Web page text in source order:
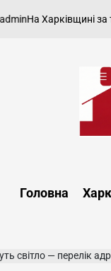
На Харківщині за
Головна
світло — перелік